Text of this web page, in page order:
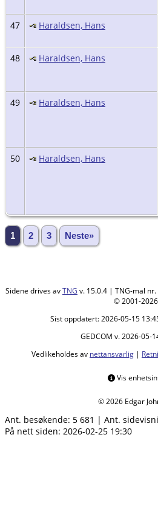
47 Haraldsen, Hans
48 Haraldsen, Hans
49 Haraldsen, Hans
50 Haraldsen, Hans
1 2 3 Neste»
Sidene drives avTNG v. 15.0.4 | TNG-mal
© 2001-2026
Sist oppdatert: 2026-05-15
GEDCOM v. 2026-05-
Vedlikeholdes av nettansvarlig |
Vis
© 2026 Edgar
Ant. besøkende: 5 681 | Ant.
På nett siden: 2026-02-25 19:30